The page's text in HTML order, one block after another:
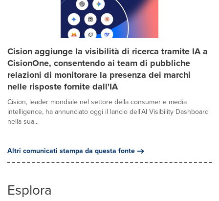
Cision aggiunge la visibilità di ricerca tramite IA a
CisionOne, consentendo ai team di pubbliche
relazioni di monitorare la presenza dei marchi
nelle risposte fornite dall'IA
Cision, leader mondiale nel settore della consumer e media
intelligence, ha annunciato oggi il lancio dell'AI Visibility Dashboard
nella sua...
Altri comunicati stampa da questa fonte
Esplora